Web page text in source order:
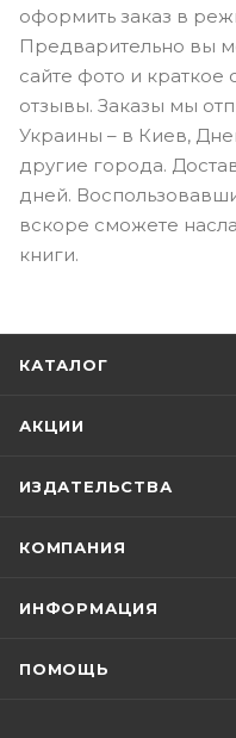
оформить заказ в
Предварительно вы
сайте фото и краткое
отзывы. Заказы мы
Украины – в Киев,
другие города.
дней.
вскоре сможете
книги.
КАТАЛОГ
АКЦИИ
ИЗДАТЕЛЬСТВА
КОМПАНИЯ
ИНФОРМАЦИЯ
ПОМОЩЬ